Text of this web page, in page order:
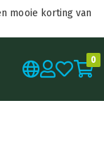
mooie korting van
0